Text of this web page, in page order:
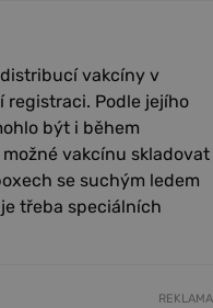
distribucí vakcíny v
registraci. Podle jejího
být i během
vakcínu skladovat
se suchým ledem
třeba speciálních
REKLAMA